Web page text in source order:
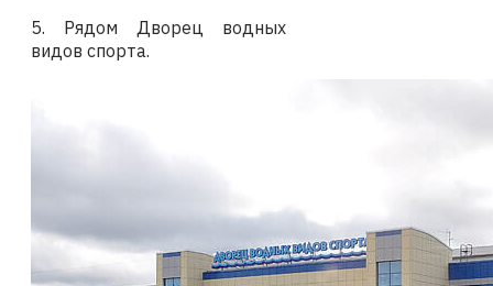
5. Рядом Дворец водных
видов спорта.